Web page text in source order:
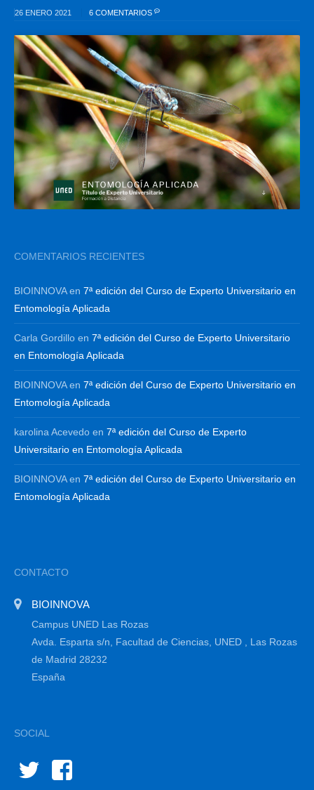
26 ENERO 2021 6 COMENTARIOS
COMENTARIOS RECIENTES
BIOINNOVAen 7ª edición del Curso de Experto Universitario en
Entomología Aplicada
Carla Gordillo en 7ª edición del Curso de Experto Universitario
en Entomología Aplicada
BIOINNOVAen 7ª edición del Curso de Experto Universitario en
Entomología Aplicada
karolina Acevedo en 7ª edición del Curso de Experto
Universitario en Entomología Aplicada
BIOINNOVAen 7ª edición del Curso de Experto Universitario en
Entomología Aplicada
CONTACTO
BIOINNOVA
Campus UNED Las Rozas
Avda. Esparta s/n, Facultad de Ciencias, UNED , Las Rozas
de Madrid 28232
España
SOCIAL